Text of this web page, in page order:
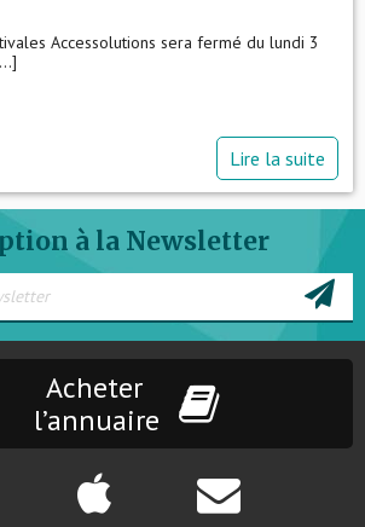
Accessolutions sera fermé du lundi 3
Lire la suite
à la Newsletter
Acheter
l’annuaire